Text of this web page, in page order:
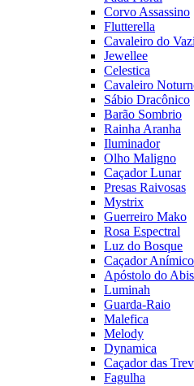
Corvo Assassino
Flutterella
Cavaleiro do
Jewellee
Celestica
Cavaleiro
Sábio Dracônico
Barão Sombrio
Rainha Aranha
Iluminador
Olho Maligno
Caçador Lunar
Presas Raivosas
Mystrix
Guerreiro Mako
Rosa Espectral
Luz do Bosque
Caçador Anímico
Apóstolo do
Luminah
Guarda-Raio
Malefica
Melody
Dynamica
Caçador das
Fagulha